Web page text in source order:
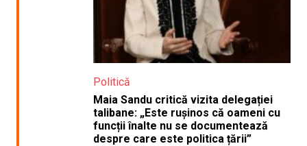
Politică
Maia Sandu critică vizita delegației
talibane: „Este rușinos că oameni cu
funcții înalte nu se documentează
despre care este politica țării”